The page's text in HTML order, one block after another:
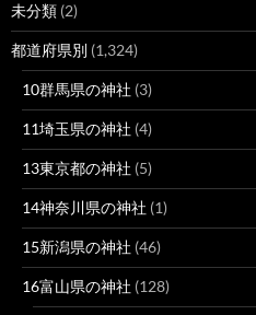
未分類 (2)
都道府県別 (1,324)
10群馬県の神社 (3)
11埼玉県の神社 (4)
13東京都の神社 (5)
14神奈川県の神社 (1)
15新潟県の神社 (46)
16富山県の神社 (128)